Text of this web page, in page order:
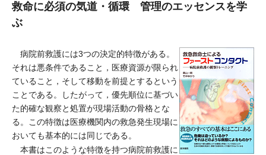
救命に必須の気道・循環 管理のエッセンスを学
ぶ
病院前救護には3つの決定的特徴がある。
それは悪条件であること，医療資源が限られ
ていること，そして移動を前提とするという
ことである。したがって，優先順位に基づい
た的確な観察と処置が現場活動の骨格とな
る。この特徴は医療機関内の救急発生現場に
おいても基本的には同じである。
本書はこのような特徴を持つ病院前救護に